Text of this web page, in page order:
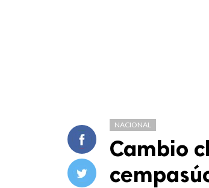
NACIONAL
Cambio